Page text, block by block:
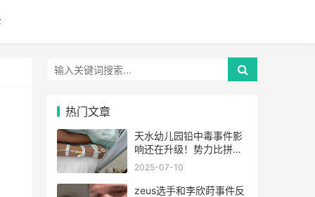
热门文章
天水幼儿园铅中毒事件影
响还在升级！势力比拼却
还在继续
2025-07-10
zeus选手和李欣莳事件反